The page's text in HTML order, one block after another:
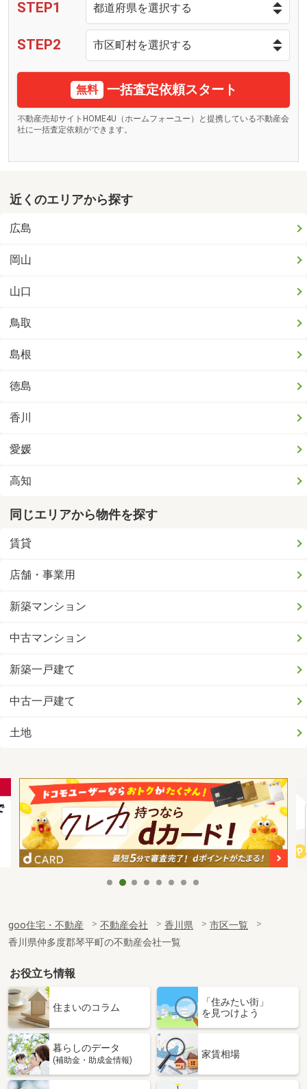
STEP1
STEP2
無料 一括査定依頼スタート
不動産売却サイトHOME4U（ホームフォーユー）と提携している不動産会
社に一括査定依頼ができます。
近くのエリアから探す
広島
岡山
山口
鳥取
島根
徳島
香川
愛媛
高知
同じエリアから物件を探す
賃貸
店舗・事業用
新築マンション
中古マンション
新築一戸建て
中古一戸建て
土地
goo住宅・不動産 不動産会社 香川県
市区一覧
香川県仲多度郡琴平町の不動産会社一覧
お役立ち情報
住まいのコラム
「住みたい街」
を見つけよう
暮らしのデータ
(補助金・助成金情報)
家賃相場